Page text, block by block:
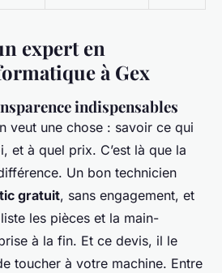
expert en
à Gex
indispensables
veut une chose : savoir ce qui
et à quel prix. C’est là que la
Un bon technicien
gratuit, sans engagement, et
les pièces et la main-
à la fin. Et ce devis, il le
toucher à votre machine. Entre